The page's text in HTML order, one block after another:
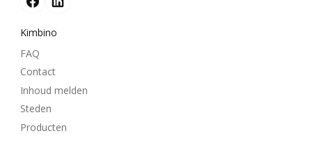
Kimbino
FAQ
Contact
Inhoud melden
Steden
Producten